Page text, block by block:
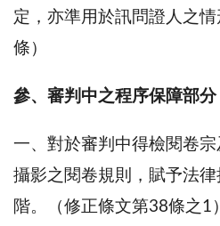
定，亦準用於訊問證人之
條）
參、審判中之程序保障部分
一、對於審判中得檢閱卷
攝影之閱卷規則，賦予法
階。（修正條文第38條之1）